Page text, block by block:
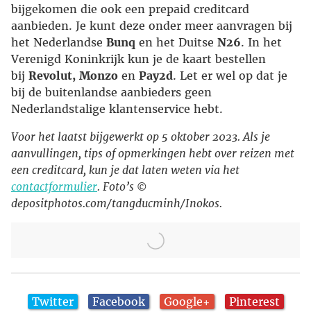
bijgekomen die ook een prepaid creditcard
aanbieden. Je kunt deze onder meer aanvragen bij
het Nederlandse Bunq en het Duitse N26. In het
Verenigd Koninkrijk kun je de kaart bestellen
bij Revolut, Monzo en Pay2d. Let er wel op dat je
bij de buitenlandse aanbieders geen
Nederlandstalige klantenservice hebt.
Voor het laatst bijgewerkt op 5 oktober 2023. Als je
aanvullingen, tips of opmerkingen hebt over reizen met
een creditcard, kun je dat laten weten via het
contactformulier. Foto’s ©
depositphotos.com/tangducminh/Inokos.
Twitter Facebook Google+ Pinterest